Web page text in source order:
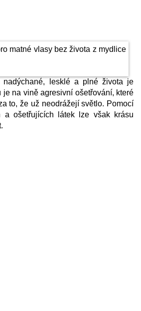
nadýchané, lesklé a plné života je
je na vině agresivní ošetřování, které
to, že už neodrážejí světlo. Pomocí
a ošetřujících látek lze však krásu